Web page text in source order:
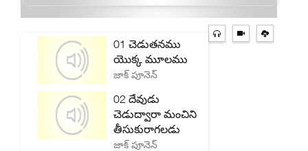
01 చెడుతనము
యొక్క మూలము
జాక్ పూనెన్
02 దేవుడు
చెడుద్వారా మంచిని
తీసుకురాగలడు
జాక్ పూనెన్